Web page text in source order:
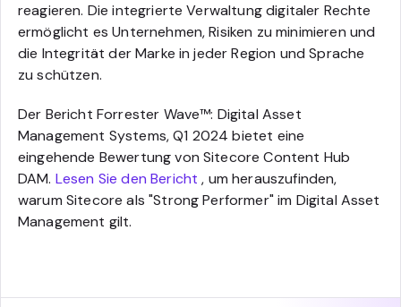
reagieren. Die integrierte Verwaltung digitaler Rechte
ermöglicht es Unternehmen, Risiken zu minimieren und
die Integrität der Marke in jeder Region und Sprache
zu schützen.
Der Bericht Forrester Wave™: Digital Asset
Management Systems, Q1 2024 bietet eine
eingehende Bewertung von Sitecore Content Hub
DAM. Lesen Sie den Bericht , um herauszufinden,
warum Sitecore als "Strong Performer" im Digital Asset
Management gilt.